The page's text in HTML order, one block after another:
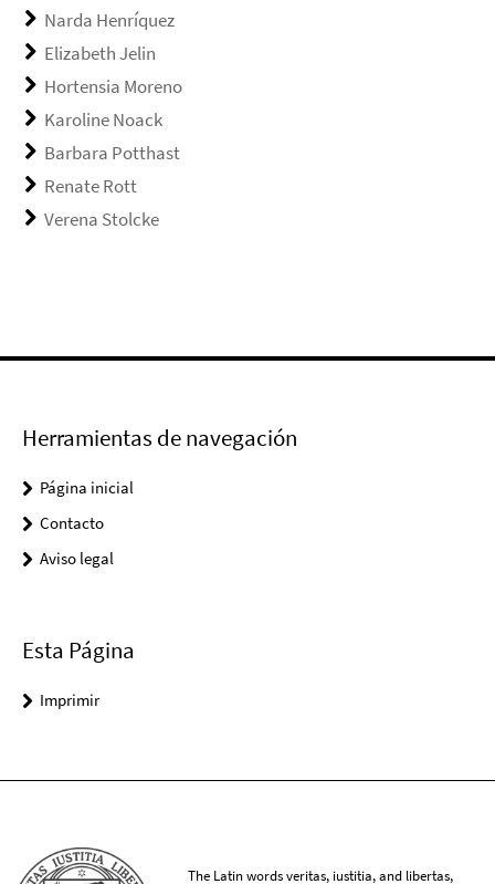
Narda Henríquez
Elizabeth Jelin
Hortensia Moreno
Karoline Noack
Barbara Potthast
Renate Rott
Verena Stolcke
Herramientas de navegación
Página inicial
Contacto
Aviso legal
Esta Página
Imprimir
The Latin words veritas, iustitia, and libertas,